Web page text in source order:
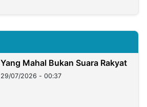
Yang Mahal Bukan Suara Rakyat
29/07/2026 - 00:37